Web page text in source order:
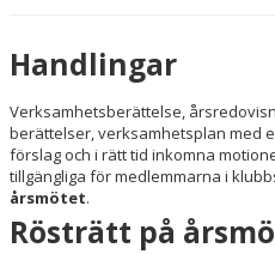
Handlingar
Verksamhetsberättelse,
berättelser, verksamhetsplan med
förslag och i rätt tid inkomna
tillgängliga för medlemmarna i
årsmötet.
Rösträtt på